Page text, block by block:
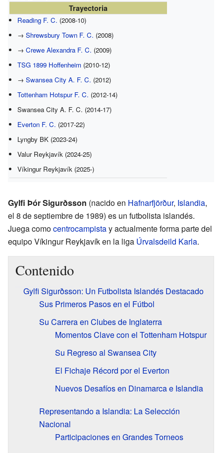
Trayectoria
Reading F. C. (2008-10)
→Shrewsbury Town F. C. (2008)
→Crewe Alexandra F. C. (2009)
TSG 1899 Hoffenheim (2010-12)
→Swansea City A. F. C. (2012)
Tottenham Hotspur F. C. (2012-14)
Swansea City A. F. C. (2014-17)
Everton F. C. (2017-22)
Lyngby BK (2023-24)
Valur Reykjavík (2024-25)
Víkingur Reykjavík (2025-)
Gylfi Þór Sigurðsson (nacido en Hafnarfjörður, Islandia,
el 8 de septiembre de 1989) es un futbolista islandés.
Juega comocentrocampistay actualmente forma parte del
equipo Víkingur Reykjavík en la liga Úrvalsdeild Karla.
Contenido
Gylfi Sigurðsson: Un Futbolista Islandés Destacado
Sus Primeros Pasos en el Fútbol
Su Carrera en Clubes de Inglaterra
Momentos Clave con el Tottenham Hotspur
Su Regreso al Swansea City
El Fichaje Récord por el Everton
Nuevos Desafíos en Dinamarca e Islandia
Representando a Islandia: La Selección
Nacional
Participaciones en Grandes Torneos